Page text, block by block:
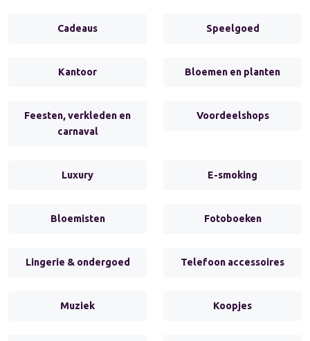
Cadeaus Speelgoed
Kantoor Bloemen en planten
Feesten, verkleden en
carnaval
Voordeelshops
Luxury E-smoking
Bloemisten Fotoboeken
Lingerie & ondergoed Telefoon accessoires
Muziek Koopjes